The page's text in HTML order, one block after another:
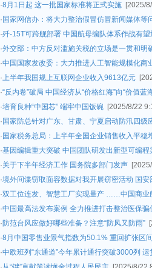
·8月1日起 这一批国家标准将正式实施 [2025/
· 国家网信办：将大力整治假冒仿冒新闻媒体等
·歼-15T可跨舰部署 中国航母编队体系作战有望
·外交部：中方反对滥施关税的立场是一贯和明
·中国国家发改委：大力推进人工智能规模化商
·上半年我国规上互联网企业收入9613亿元
·“反内卷”破局 中国经济从“价格红海”向“价值蓝
·培育良种“中国芯” 端牢中国饭碗 [2025/8/22
· 国家防总针对广东、甘肃、宁夏启动防汛四级
· 国家税务总局：上半年全国企业销售收入平稳
·基因编辑重大突破 中国团队研发出新型可编程
·关于下半年经济工作 国务院多部门发声
·境外间谍窃取面容数据对我开展窃密活动 国安
·双工位连发、智慧工厂实现量产 ……中国商业
·中国最高法发布案例 全力推进打击整治医保骗
· 防范台风应做好哪些准备？注意“防风又防雨”
·8月中国零售业景气指数为50.1% 重回扩张区间
·中欧班列“东通道”今年累计通行突破3000列